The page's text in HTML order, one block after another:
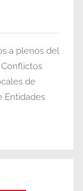
a plenos del
Conflictos
de
Entidades